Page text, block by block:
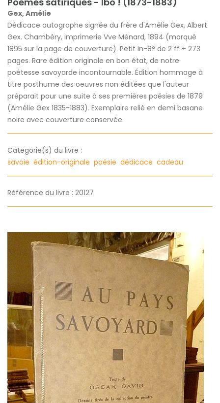
Gex, Amélie
Dédicace autographe signée du frère d'Amélie Gex, Albert
Gex. Chambéry, imprimerie Vve Ménard, 1894 (marqué
1895 sur la page de couverture). Petit In-8° de 2 ff + 273
pages. Rare édition originale en bon état, de notre
poétesse savoyarde incontournable. Édition hommage à
titre posthume des oeuvres non éditées que l'auteur
préparait pour une suite à ses premières poésies de 1879
(Amélie Gex 1835-1883). Exemplaire relié en demi basane
noire avec couverture conservée.
Categorie(s) du livre :
savoie édition-originale poésie dédicace cadeau
Référence du livre : 20127